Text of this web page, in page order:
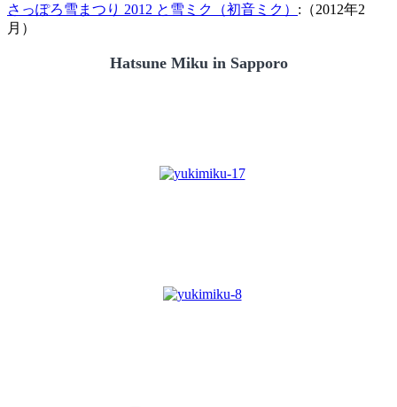
さっぽろ雪まつり 2012 と雪ミク（初音ミク） :（2012年2
月）
Hatsune Miku in Sapporo